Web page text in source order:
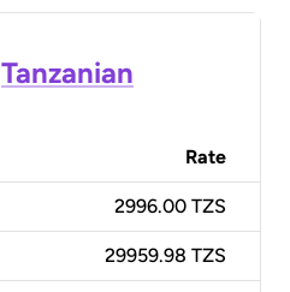
Tanzanian
Rate
2996.00 TZS
29959.98 TZS